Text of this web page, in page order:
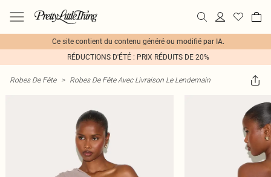
Ce site contient du contenu généré ou modifié par IA.
RÉDUCTIONS D'ÉTÉ : PRIX RÉDUITS DE 20%
Robes De Fête > Robes De Fête Avec Livraison Le Lendemain